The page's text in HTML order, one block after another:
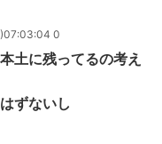
0
土に残ってるの考え
ずないし